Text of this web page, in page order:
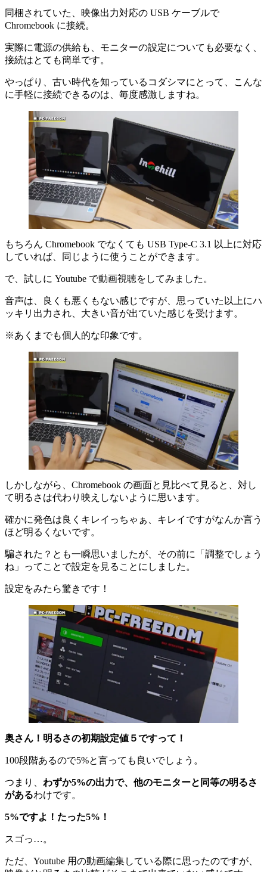
同梱されていた、映像出力対応の USB ケーブルで
Chromebook に接続。
実際に電源の供給も、モニターの設定についても必要なく、
接続はとても簡単です。
やっぱり、古い時代を知っているコダシマにとって、こんな
に手軽に接続できるのは、毎度感激しますね。
もちろん Chromebook でなくても USB Type-C 3.1 以上に対応
していれば、同じように使うことができます。
で、試しに Youtube で動画視聴をしてみました。
音声は、良くも悪くもない感じですが、思っていた以上にハ
ッキリ出力され、大きい音が出ていた感じを受けます。
※あくまでも個人的な印象です。
しかしながら、Chromebook の画面と見比べて見ると、対し
て明るさは代わり映えしないように思います。
確かに発色は良くキレイっちゃぁ、キレイですがなんか言う
ほど明るくないです。
騙された？とも一瞬思いましたが、その前に「調整でしょう
ね」ってことで設定を見ることにしました。
設定をみたら驚きです！
奥さん！明るさの初期設定値５ですって！
100段階あるので5%と言っても良いでしょう。
つまり、 わずか5%の出力で、他のモニターと同等の明るさ
があるわけです。
5%ですよ！たった5%！
スゴっ…。
ただ、Youtube 用の動画編集している際に思ったのですが、